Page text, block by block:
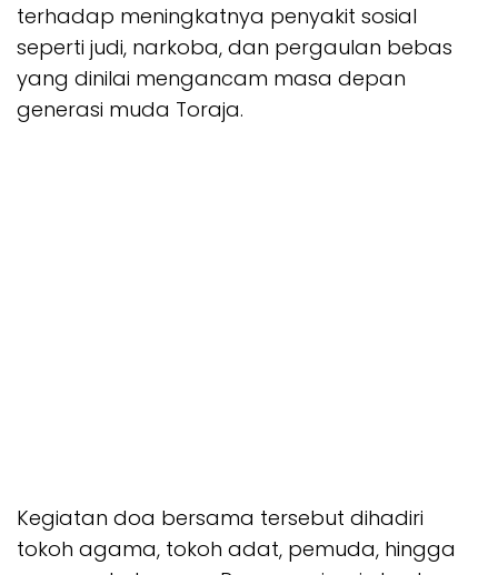
terhadap meningkatnya penyakit sosial
seperti judi, narkoba, dan pergaulan bebas
yang dinilai mengancam masa depan
generasi muda Toraja.
Kegiatan doa bersama tersebut dihadiri
tokoh agama, tokoh adat, pemuda, hingga